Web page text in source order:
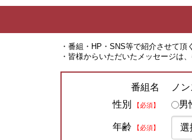
・番組・HP・SNS等で紹介させて
・皆様からいただいたメッセージは
番組名
ノ
性別
【必須】 男
年齢 【必須】